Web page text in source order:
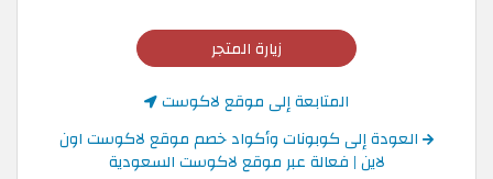
زيارة المتجر
المتابعة إلى موقع لاكوست
العودة إلى كوبونات وأكواد خصم موقع لاكوست اون
لاين | فعالة عبر موقع لاكوست السعودية